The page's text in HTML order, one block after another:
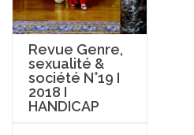
Revue Genre,
sexualité &
société N°19 I
2018 I
HANDICAP